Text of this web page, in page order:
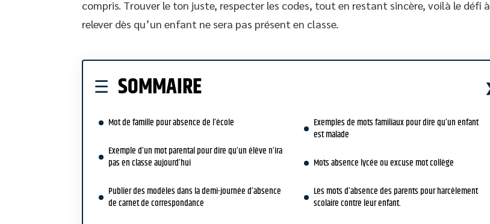
compris. Trouver le ton juste, respecter les codes, tout en restant sincère, voilà le défi à
relever dès qu’un enfant ne sera pas présent en classe.
SOMMAIRE
Mot de famille pour absence de l’école
Exemple d’un mot parental pour dire qu’un élève n’ira
pas en classe aujourd’hui
Publier des modèles dans la demi-journée d’absence
de carnet de correspondance
Exemples de mots familiaux pour dire qu’un enfant
est malade
Mots absence lycée ou excuse mot collège
Les mots d’absence des parents pour harcèlement
scolaire contre leur enfant.